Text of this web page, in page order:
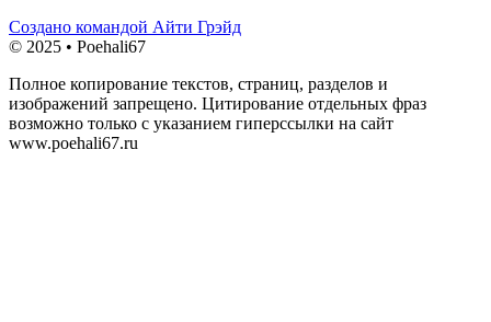
Создано командой Айти Грэйд
© 2025 • Poehali67
Полное копирование текстов, страниц, разделов и
изображений запрещено. Цитирование отдельных фраз
возможно только с указанием гиперссылки на сайт
www.poehali67.ru